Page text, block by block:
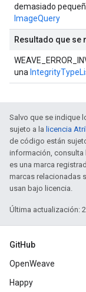
demasiado
ImageQuery
Resultado que se
una
Salvo que se indique
sujeto a la licencia
de código están
información, consulta
es una marca
marcas relacionadas
usan bajo licencia.
Última actualización:
GitHub
OpenWeave
Happy